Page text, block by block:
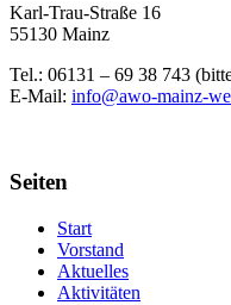
Karl-Trau-Straße 16
55130 Mainz
Tel.: 06131 – 69 38 743
E-Mail: info@awo-mainz-
Seiten
Start
Vorstand
Aktuelles
Aktivitäten